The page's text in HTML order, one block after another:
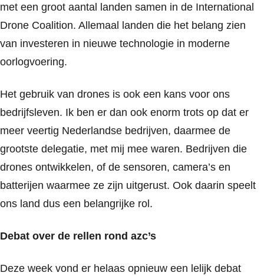
met een groot aantal landen samen in de International
Drone Coalition. Allemaal landen die het belang zien
van investeren in nieuwe technologie in moderne
oorlogvoering.
Het gebruik van drones is ook een kans voor ons
bedrijfsleven. Ik ben er dan ook enorm trots op dat er
meer veertig Nederlandse bedrijven, daarmee de
grootste delegatie, met mij mee waren. Bedrijven die
drones ontwikkelen, of de sensoren, camera’s en
batterijen waarmee ze zijn uitgerust. Ook daarin speelt
ons land dus een belangrijke rol.
Debat over de rellen rond azc’s
Deze week vond er helaas opnieuw een lelijk debat